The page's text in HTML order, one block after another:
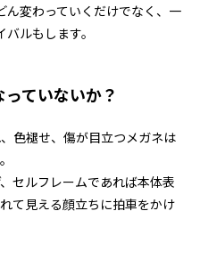
変わっていくだけでなく、一
ルもします。
ていないか？
色褪せ、傷が目立つメガネは
セルフレームであれば本体表
て見える顔立ちに拍車をかけ